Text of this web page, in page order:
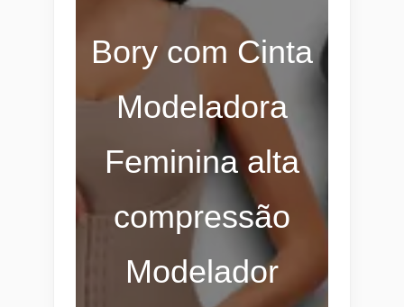
Bory com Cinta
Modeladora
Feminina alta
compressão
Modelador